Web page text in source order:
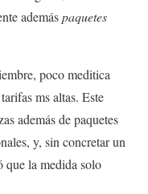
ademáspaquetes
poco meditica
ms altas. Este
además de paquetes
y, sin concretar un
que la medida solo